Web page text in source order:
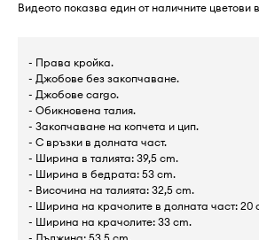
Видеото показва един от наличните цветови
- Права кройка.
- Джобове без закопчаване.
- Джобове cargo.
- Обикновена талия.
- Закопчаване на копчета и цип.
- С връзки в долната част.
- Ширина в талията: 39,5 cm.
- Ширина в бедрата: 53 cm.
- Височина на талията: 32,5 cm.
- Ширина на крачолите в долната част: 20
- Ширина на крачолите: 33 cm.